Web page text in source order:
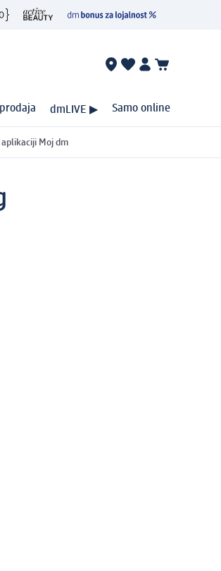
dmLIVE ▶ Samo online
Moj dm